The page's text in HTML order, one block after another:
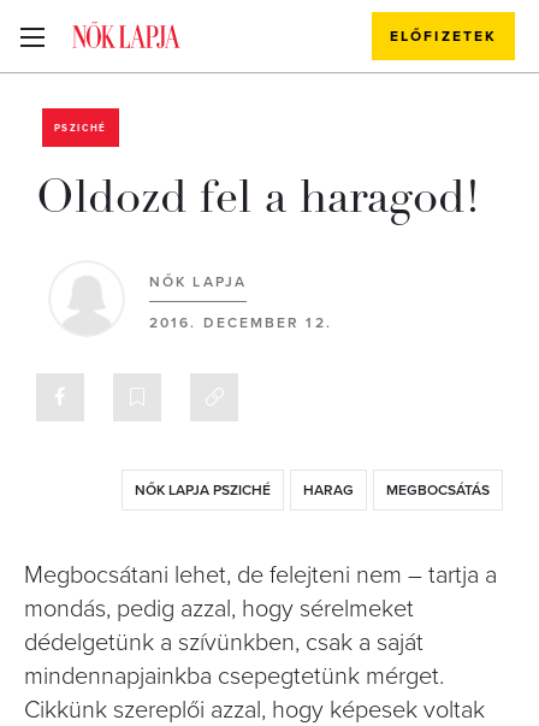
ELŐFIZETEK
PSZICHÉ
Oldozd fel a haragod!
NŐK LAPJA
2016. DECEMBER 12.
NŐK LAPJA PSZICHÉ HARAG MEGBOCSÁTÁS
Megbocsátani lehet, de felejteni nem – tartja a
mondás, pedig azzal, hogy sérelmeket
dédelgetünk a szívünkben, csak a saját
mindennapjainkba csepegtetünk mérget.
Cikkünk szereplői azzal, hogy képesek voltak